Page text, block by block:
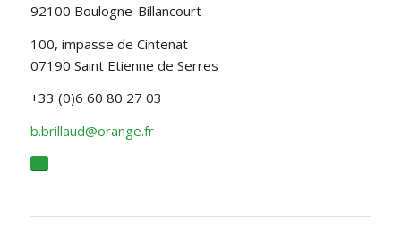
92100 Boulogne-Billancourt
100, impasse de Cintenat
07190 Saint Etienne de Serres
+33 (0)6 60 80 27 03
b.brillaud@orange.fr